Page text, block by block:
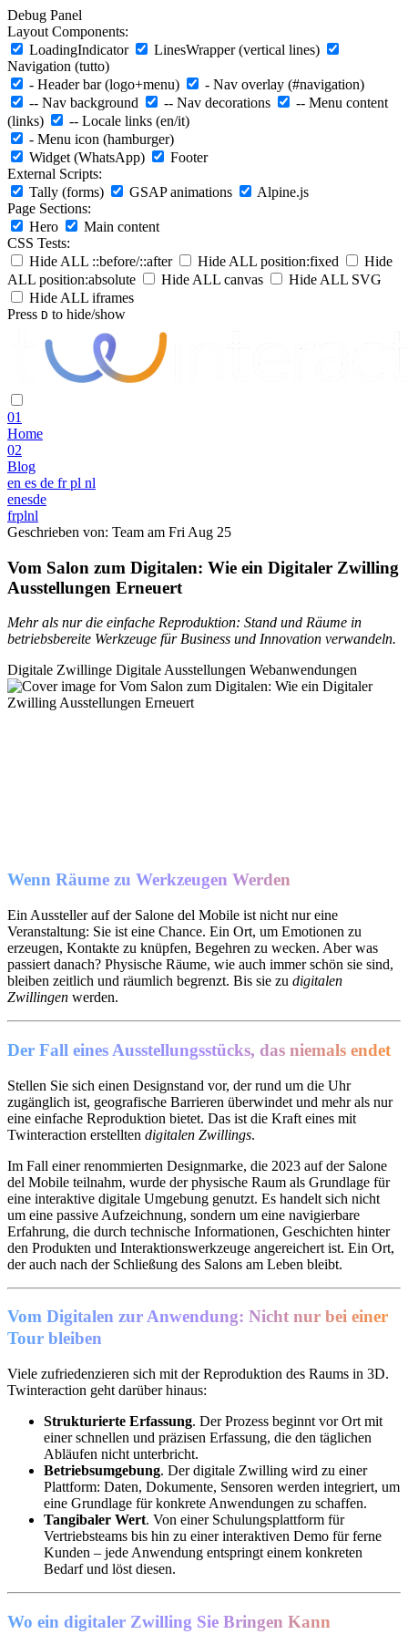
Debug Panel
Layout Components:
LoadingIndicator
LinesWrapper (vertical lines)
Navigation (tutto)
- Header bar (logo+menu)
- Nav overlay (#navigation)
-- Nav background
-- Nav decorations
-- Menu content
(links)
-- Locale links (en/it)
- Menu icon (hamburger)
Widget (WhatsApp)
Footer
External Scripts:
Tally (forms)
GSAP animations
Alpine.js
Page Sections:
Hero
Main content
CSS Tests:
Hide ALL ::before/::after
Hide ALL position:fixed
Hide
ALL position:absolute
Hide ALL canvas
Hide ALL SVG
Hide ALL iframes
Press D to hide/show
01
Home
02
Blog
en es de fr pl nl
enesde
frplnl
Geschrieben von: Team am Fri Aug 25
Vom Salon zum Digitalen: Wie ein Digitaler Zwilling
Ausstellungen Erneuert
Mehr als nur die einfache Reproduktion: Stand und Räume in
betriebsbereite Werkzeuge für Business und Innovation verwandeln.
Digitale Zwillinge Digitale Ausstellungen Webanwendungen
Wenn Räume zu Werkzeugen Werden
Ein Aussteller auf der Salone del Mobile ist nicht nur eine
Veranstaltung: Sie ist eine Chance. Ein Ort, um Emotionen zu
erzeugen, Kontakte zu knüpfen, Begehren zu wecken. Aber was
passiert danach? Physische Räume, wie auch immer schön sie sind,
bleiben zeitlich und räumlich begrenzt. Bis sie zu digitalen
Zwillingen werden.
Der Fall eines Ausstellungsstücks, das niemals endet
Stellen Sie sich einen Designstand vor, der rund um die Uhr
zugänglich ist, geografische Barrieren überwindet und mehr als nur
eine einfache Reproduktion bietet. Das ist die Kraft eines mit
Twinteraction erstellten digitalen Zwillings.
Im Fall einer renommierten Designmarke, die 2023 auf der Salone
del Mobile teilnahm, wurde der physische Raum als Grundlage für
eine interaktive digitale Umgebung genutzt. Es handelt sich nicht
um eine passive Aufzeichnung, sondern um eine navigierbare
Erfahrung, die durch technische Informationen, Geschichten hinter
den Produkten und Interaktionswerkzeuge angereichert ist. Ein Ort,
der auch nach der Schließung des Salons am Leben bleibt.
Vom Digitalen zur Anwendung: Nicht nur bei einer
Tour bleiben
Viele zufriedenzieren sich mit der Reproduktion des Raums in 3D.
Twinteraction geht darüber hinaus:
Strukturierte Erfassung. Der Prozess beginnt vor Ort mit
einer schnellen und präzisen Erfassung, die den täglichen
Abläufen nicht unterbricht.
Betriebsumgebung. Der digitale Zwilling wird zu einer
Plattform: Daten, Dokumente, Sensoren werden integriert, um
eine Grundlage für konkrete Anwendungen zu schaffen.
Tangibaler Wert. Von einer Schulungsplattform für
Vertriebsteams bis hin zu einer interaktiven Demo für ferne
Kunden – jede Anwendung entspringt einem konkreten
Bedarf und löst diesen.
Wo ein digitaler Zwilling Sie Bringen Kann